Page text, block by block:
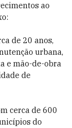
ao
de 20 anos,
urbana,
e mão-de-obra
de
cerca de 600
do